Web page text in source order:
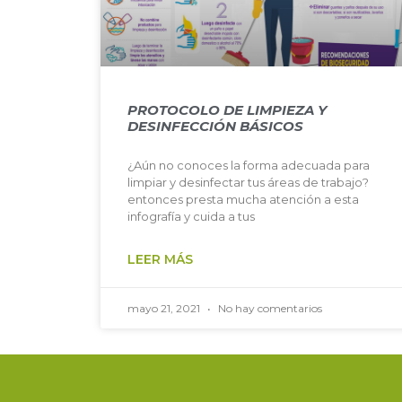
PROTOCOLO DE LIMPIEZA Y
DESINFECCIÓN BÁSICOS
¿Aún no conoces la forma adecuada para
limpiar y desinfectar tus áreas de trabajo?
entonces presta mucha atención a esta
infografía y cuida a tus
LEER MÁS
mayo 21, 2021 No hay comentarios